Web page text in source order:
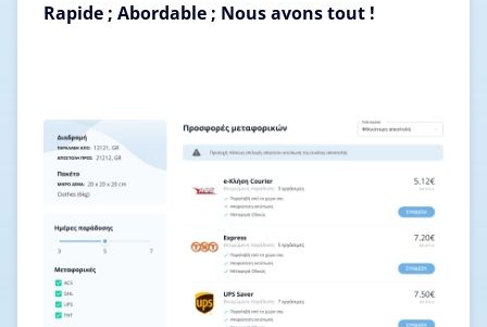
Rapide ; Abordable ; Nous avons tout !